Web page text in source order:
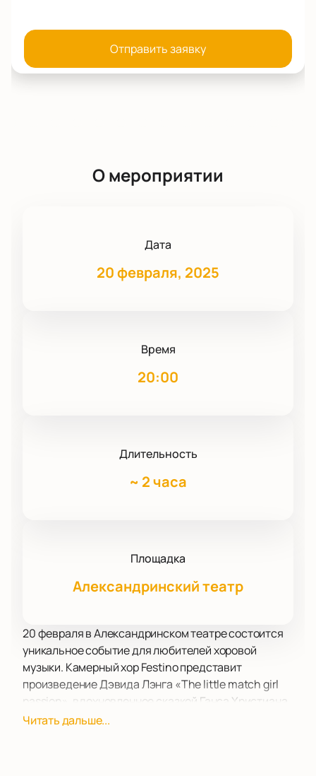
Отправить заявку
О мероприятии
Дата
20 февраля, 2025
Время
20:00
Длительность
~ 2 часа
Площадка
Александринский театр
20 февраля в Александринском театре состоится
уникальное событие для любителей хоровой
музыки. Камерный хор Festino представит
произведение Дэвида Лэнга «The little match girl
passion», вдохновленное сказкой Ганса Христиана
Андерсена «Девочка со спичками». Это
Читать дальше...